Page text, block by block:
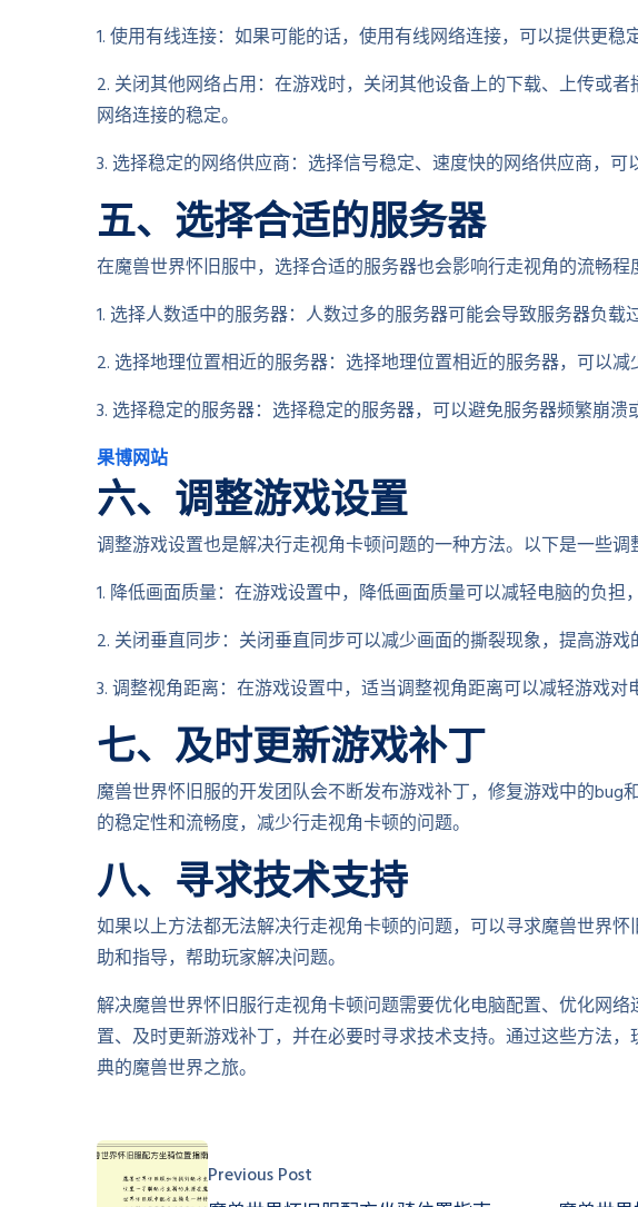
1. 使用有线连接：如果可能的话，使用有线网络连接，可以提供更稳
2. 关闭其他网络占用：在游戏时，关闭其他设备上的下载、上传或
网络连接的稳定。
3. 选择稳定的网络供应商：选择信号稳定、速度快的网络供应商，可
五、选择合适的服务器
在魔兽世界怀旧服中，选择合适的服务器也会影响行走视角的流畅程
1. 选择人数适中的服务器：人数过多的服务器可能会导致服务器负载
2. 选择地理位置相近的服务器：选择地理位置相近的服务器，可以减
3. 选择稳定的服务器：选择稳定的服务器，可以避免服务器频繁崩溃
果博网站
六、调整游戏设置
调整游戏设置也是解决行走视角卡顿问题的一种方法。以下是一些调
1. 降低画面质量：在游戏设置中，降低画面质量可以减轻电脑的负担
2. 关闭垂直同步：关闭垂直同步可以减少画面的撕裂现象，提高游戏
3. 调整视角距离：在游戏设置中，适当调整视角距离可以减轻游戏对
七、及时更新游戏补丁
魔兽世界怀旧服的开发团队会不断发布游戏补丁，修复游戏中的bug
的稳定性和流畅度，减少行走视角卡顿的问题。
八、寻求技术支持
如果以上方法都无法解决行走视角卡顿的问题，可以寻求魔兽世界
助和指导，帮助玩家解决问题。
解决魔兽世界怀旧服行走视角卡顿问题需要优化电脑配置、优化网
置、及时更新游戏补丁，并在必要时寻求技术支持。通过这些方法
典的魔兽世界之旅。
Previous Post